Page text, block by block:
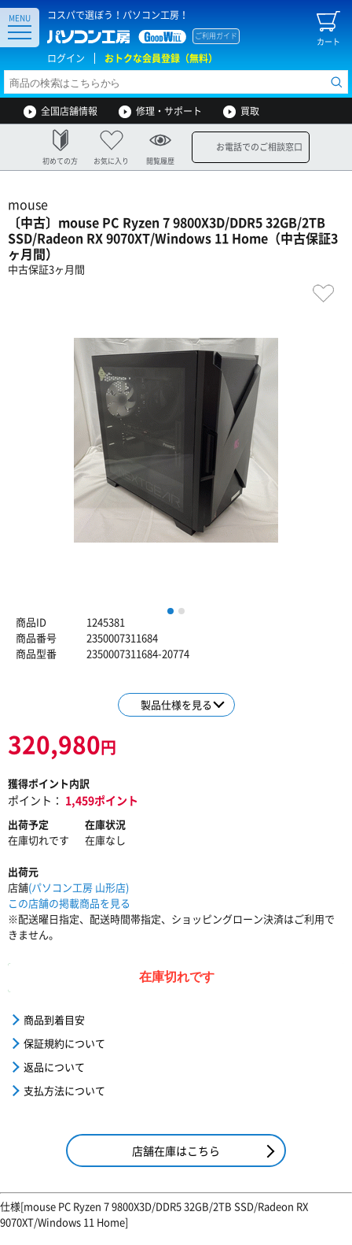
コスパで選ぼう！パソコン工房！
カート
ご利用ガイド
ログイン おトクな会員登録（無料）
MENU
全国店舗情報 修理・サポート 買取
初めての方 お気に入り 閲覧履歴
お電話でのご相談窓口
mouse
〔中古〕mouse PC Ryzen 7 9800X3D/DDR5 32GB/2TB
SSD/Radeon RX 9070XT/Windows 11 Home（中古保証3
ヶ月間）
中古保証3ヶ月間
1
商品ID
1245381
商品番号
2350007311684
商品型番
2350007311684-20774
製品仕様を見る
320,980円
獲得ポイント内訳
ポイント： 1,459ポイント
出荷予定
在庫切れです
在庫状況
在庫なし
出荷元
店舗(パソコン工房 山形店)
この店舗の掲載商品を見る
※配送曜日指定、配送時間帯指定、ショッピングローン決済はご利用で
きません。
在庫切れです
商品到着目安
保証規約について
返品について
支払方法について
店舗在庫はこちら
仕様[mouse PC Ryzen 7 9800X3D/DDR5 32GB/2TB SSD/Radeon RX
9070XT/Windows 11 Home]